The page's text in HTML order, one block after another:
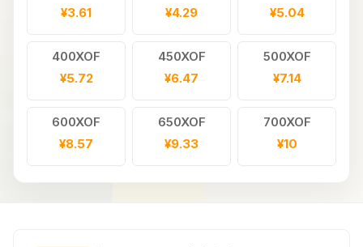
¥3.61
¥4.29
¥5.04
400XOF
¥5.72
450XOF
¥6.47
500XOF
¥7.14
600XOF
¥8.57
650XOF
¥9.33
700XOF
¥10